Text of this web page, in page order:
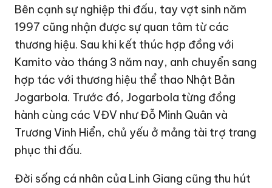
Bên cạnh sự nghiệp thi đấu, tay vợt sinh năm
1997 cũng nhận được sự quan tâm từ các
thương hiệu. Sau khi kết thúc hợp đồng với
Kamito vào tháng 3 năm nay, anh chuyển sang
hợp tác với thương hiệu thể thao Nhật Bản
Jogarbola. Trước đó, Jogarbola từng đồng
hành cùng các VĐV như Đỗ Minh Quân và
Trương Vinh Hiển, chủ yếu ở mảng tài trợ trang
phục thi đấu.
Đời sống cá nhân của Linh Giang cũng thu hút